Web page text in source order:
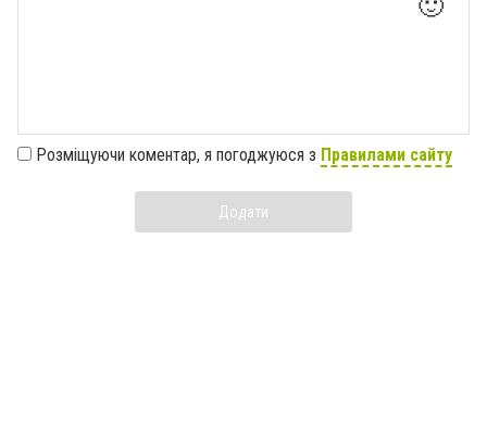
🙂
Розміщуючи коментар, я погоджуюся з Правилами сайту
Додати